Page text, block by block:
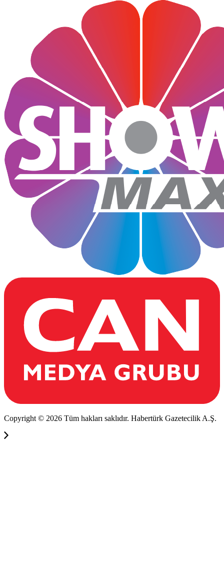
Copyright © 2026 Tüm hakları saklıdır. Habertürk Gazetecilik A.Ş.